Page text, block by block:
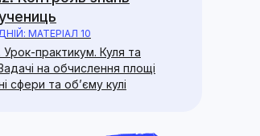
МАТЕРІАЛ 10
Урок-практикум. Куля та
на обчислення площі
сфери та об’єму кулі